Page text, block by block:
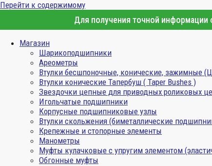
Перейти к содержимому
Для получения точной информации
Магазин
Шарикоподшипники
Ареометры
Втулки бесшпоночные, конические, зажимные
Втулки конические Тапербуш ( Taper Bushes )
Звездочки цепные для приводных роликовых
Игольчатые подшипники
Корпусные подшипниковые узлы
Втулки скольжения (биметаллические
Крепежные и стопорные элементы
Манометры
Муфты кулачковые с упругим элементом
Обгонные муфты